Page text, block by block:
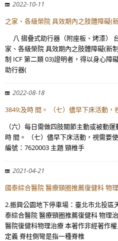
2022-10-11
之家、各級榮院 具效期內之肢體障礙(
八 摺疊式助行器（附座板、烤漆）
家、各級榮院 具效期內之肢體障礙(新
制 ICF 第二類 03)證明者，得以身心障
助行器(
2022-08-18
3849;及時 間。 （七）儘早下床活動
（六）每日需做四肢關節主動或被動
時 間。 （七）儘早下床活動，視需要
編號：7620003 主題 頸椎手
2021-04-21
國泰綜合醫院 醫療頸圈推薦復健科 物
2.振興公園地下停車場：臺北市北投區
泰綜合醫院 醫療頸圈推薦復健科 物理
醫院復健科物理治療 本著作非經著作
定義 脊柱側彎是指一種脊椎